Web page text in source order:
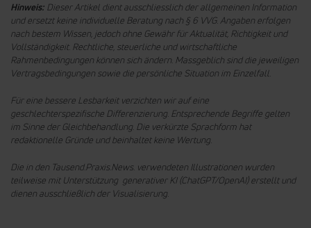
Hinweis: Dieser Artikel dient ausschliesslich der allgemeinen Information
und ersetzt keine individuelle Beratung nach § 6 VVG. Angaben erfolgen
nach bestem Wissen, jedoch ohne Gewähr für Aktualität, Richtigkeit und
Vollständigkeit. Rechtliche, steuerliche und wirtschaftliche
Rahmenbedingungen können sich ändern. Massgeblich sind die jeweiligen
Vertragsbedingungen sowie die persönliche Situation im Einzelfall.
Für eine bessere Lesbarkeit verzichten wir auf eine
geschlechterspezifische Differenzierung. Entsprechende Begriffe gelten
im Sinne der Gleichbehandlung. Die verkürzte Sprachform hat
redaktionelle Gründe und beinhaltet keine Wertung.
Die in den Tausend.Praxis.News. verwendeten Illustrationen wurden
teilweise mit Unterstützung generativer KI (ChatGPT/OpenAI) erstellt und
dienen ausschließlich der Visualisierung.